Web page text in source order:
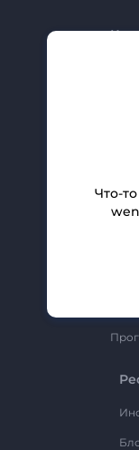
Что-